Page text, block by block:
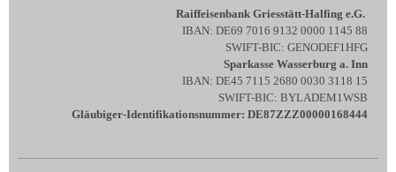
Raiffeisenbank Griesstätt-Halfing e.G.
IBAN: DE69 7016 9132 0000 1145 88
SWIFT-BIC: GENODEF1HFG
Sparkasse Wasserburg a. Inn
IBAN: DE45 7115 2680 0030 3118 15
SWIFT-BIC: BYLADEM1WSB
Gläubiger-Identifikationsnummer: DE87ZZZ00000168444